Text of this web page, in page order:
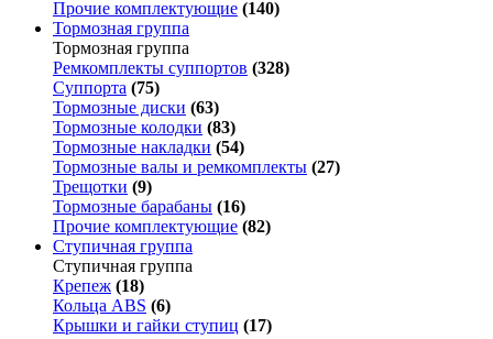
Прочие комплектующие (140)
Тормозная группа
Тормозная группа
Ремкомплекты суппортов (328)
Суппорта (75)
Тормозные диски (63)
Тормозные колодки (83)
Тормозные накладки (54)
Тормозные валы и ремкомплекты (27)
Трещотки (9)
Тормозные барабаны (16)
Прочие комплектующие (82)
Ступичная группа
Ступичная группа
Крепеж (18)
Кольца ABS (6)
Крышки и гайки ступиц (17)